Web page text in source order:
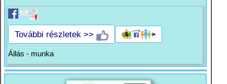
További részletek >>
Állás - munka